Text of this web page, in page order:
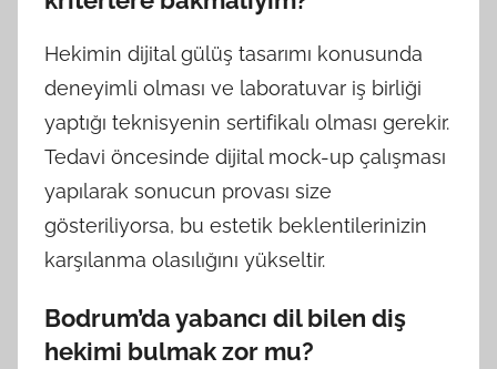
Hekimin dijital gülüş tasarımı konusunda
deneyimli olması ve laboratuvar iş birliği
yaptığı teknisyenin sertifikalı olması gerekir.
Tedavi öncesinde dijital mock-up çalışması
yapılarak sonucun provası size
gösteriliyorsa, bu estetik beklentilerinizin
karşılanma olasılığını yükseltir.
Bodrum’da yabancı dil bilen diş
hekimi bulmak zor mu?